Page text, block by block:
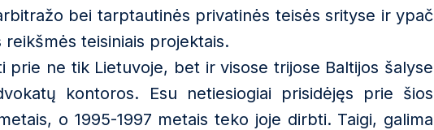
bei tarptautinės privatinės teisės srityse ir ypač
teisiniais projektais.
prie ne tik Lietuvoje, bet ir visose trijose Baltijos šalyse
kontoros. Esu netiesiogiai prisidėjęs prie šios
o 1995-1997 metais teko joje dirbti. Taigi, galima